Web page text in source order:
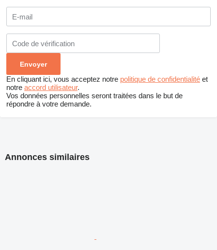
En cliquant ici, vous acceptez notre politique de confidentialité et
notre accord utilisateur.
Vos données personnelles seront traitées dans le but de
répondre à votre demande.
Annonces similaires